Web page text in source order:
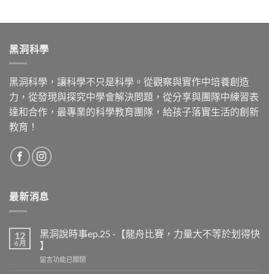
黑洞科學
黑洞科學，讓科學不只是科學。從觀察與實作中培養創造
力，從發現與探究中學會解決問題，從分享與團隊中練習表
達和合作，最專業的科學教育團隊，給孩子落實生活的創新
教育！
最新消息
12
6 月
黑洞說時事ep.25 -【龍舟比賽，力量大不等於划得快
】
在
留言功能已關閉